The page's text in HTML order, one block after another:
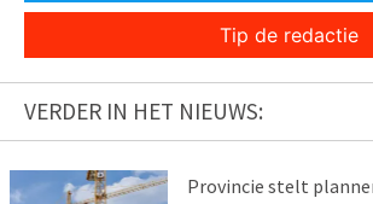
Tip de redactie
VERDER IN HET NIEUWS:
Provincie stelt